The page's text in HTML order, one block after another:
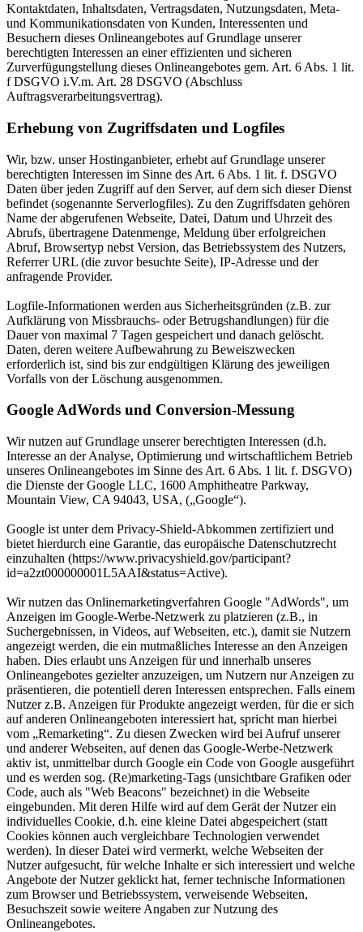
Kontaktdaten, Inhaltsdaten, Vertragsdaten, Nutzungsdaten, Meta-
und Kommunikationsdaten von Kunden, Interessenten und
Besuchern dieses Onlineangebotes auf Grundlage unserer
berechtigten Interessen an einer effizienten und sicheren
Zurverfügungstellung dieses Onlineangebotes gem. Art. 6 Abs. 1 lit.
f DSGVO i.V.m. Art. 28 DSGVO (Abschluss
Auftragsverarbeitungsvertrag).
Erhebung von Zugriffsdaten und Logfiles
Wir, bzw. unser Hostinganbieter, erhebt auf Grundlage unserer
berechtigten Interessen im Sinne des Art. 6 Abs. 1 lit. f. DSGVO
Daten über jeden Zugriff auf den Server, auf dem sich dieser Dienst
befindet (sogenannte Serverlogfiles). Zu den Zugriffsdaten gehören
Name der abgerufenen Webseite, Datei, Datum und Uhrzeit des
Abrufs, übertragene Datenmenge, Meldung über erfolgreichen
Abruf, Browsertyp nebst Version, das Betriebssystem des Nutzers,
Referrer URL (die zuvor besuchte Seite), IP-Adresse und der
anfragende Provider.
Logfile-Informationen werden aus Sicherheitsgründen (z.B. zur
Aufklärung von Missbrauchs- oder Betrugshandlungen) für die
Dauer von maximal 7 Tagen gespeichert und danach gelöscht.
Daten, deren weitere Aufbewahrung zu Beweiszwecken
erforderlich ist, sind bis zur endgültigen Klärung des jeweiligen
Vorfalls von der Löschung ausgenommen.
Google AdWords und Conversion-Messung
Wir nutzen auf Grundlage unserer berechtigten Interessen (d.h.
Interesse an der Analyse, Optimierung und wirtschaftlichem Betrieb
unseres Onlineangebotes im Sinne des Art. 6 Abs. 1 lit. f. DSGVO)
die Dienste der Google LLC, 1600 Amphitheatre Parkway,
Mountain View, CA 94043, USA, („Google“).
Google ist unter dem Privacy-Shield-Abkommen zertifiziert und
bietet hierdurch eine Garantie, das europäische Datenschutzrecht
einzuhalten (https://www.privacyshield.gov/participant?
id=a2zt000000001L5AAI&status=Active).
Wir nutzen das Onlinemarketingverfahren Google "AdWords", um
Anzeigen im Google-Werbe-Netzwerk zu platzieren (z.B., in
Suchergebnissen, in Videos, auf Webseiten, etc.), damit sie Nutzern
angezeigt werden, die ein mutmaßliches Interesse an den Anzeigen
haben. Dies erlaubt uns Anzeigen für und innerhalb unseres
Onlineangebotes gezielter anzuzeigen, um Nutzern nur Anzeigen zu
präsentieren, die potentiell deren Interessen entsprechen. Falls einem
Nutzer z.B. Anzeigen für Produkte angezeigt werden, für die er sich
auf anderen Onlineangeboten interessiert hat, spricht man hierbei
vom „Remarketing“. Zu diesen Zwecken wird bei Aufruf unserer
und anderer Webseiten, auf denen das Google-Werbe-Netzwerk
aktiv ist, unmittelbar durch Google ein Code von Google ausgeführt
und es werden sog. (Re)marketing-Tags (unsichtbare Grafiken oder
Code, auch als "Web Beacons" bezeichnet) in die Webseite
eingebunden. Mit deren Hilfe wird auf dem Gerät der Nutzer ein
individuelles Cookie, d.h. eine kleine Datei abgespeichert (statt
Cookies können auch vergleichbare Technologien verwendet
werden). In dieser Datei wird vermerkt, welche Webseiten der
Nutzer aufgesucht, für welche Inhalte er sich interessiert und welche
Angebote der Nutzer geklickt hat, ferner technische Informationen
zum Browser und Betriebssystem, verweisende Webseiten,
Besuchszeit sowie weitere Angaben zur Nutzung des
Onlineangebotes.